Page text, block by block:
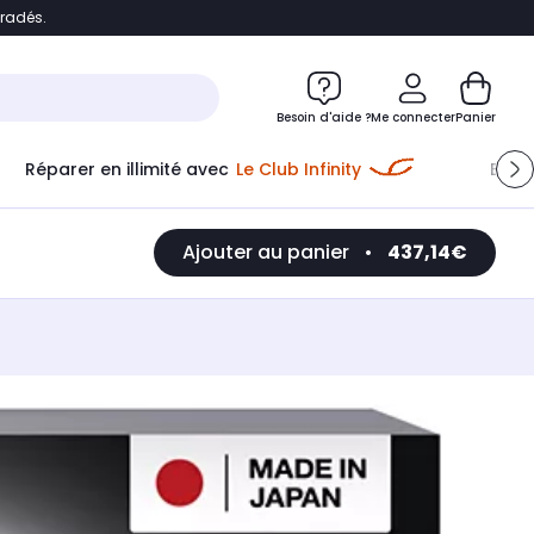
Accéder directement au chatbot
Besoin d'aide ?Me connecterPanier
Réparer en illimité avec Le Club Infinity
Ajouter au panier • 437,14€